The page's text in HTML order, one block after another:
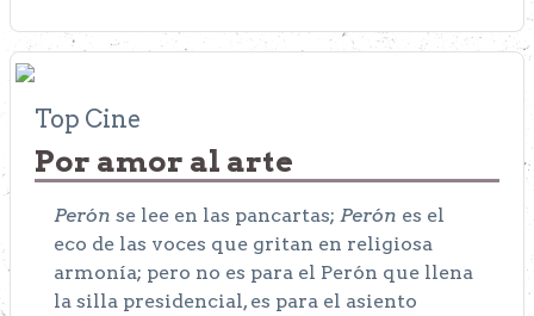
Top Cine
Por amor al arte
Perón se lee en las pancartas; Perón es el
eco de las voces que gritan en religiosa
armonía; pero no es para el Perón que llena
la silla presidencial, es para el asiento